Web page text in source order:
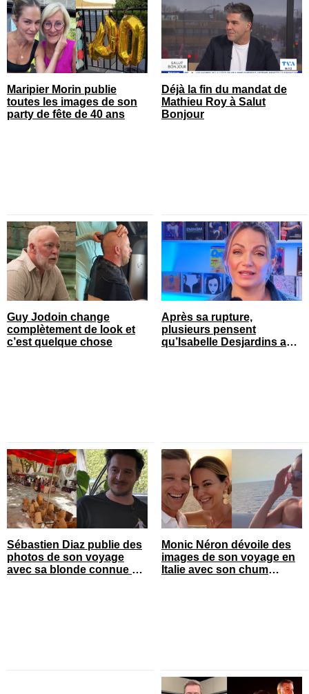
Maripier Morin publie
toutes les images de son
party de fête de 40 ans
Déjà la fin du mandat de
Mathieu Roy à Salut
Bonjour
Guy Jodoin change
complètement de look et
c’est quelque chose
Après sa rupture,
plusieurs pensent
qu’Isabelle Desjardins a
Sébastien Diaz publie des
photos de son voyage
avec sa blonde connue en
Monic Néron dévoile des
images de son voyage en
Italie avec son chum